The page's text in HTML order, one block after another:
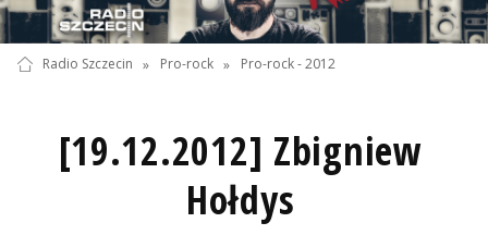
Radio Szczecin » Pro-rock » Pro-rock - 2012
[19.12.2012] Zbigniew
Hołdys